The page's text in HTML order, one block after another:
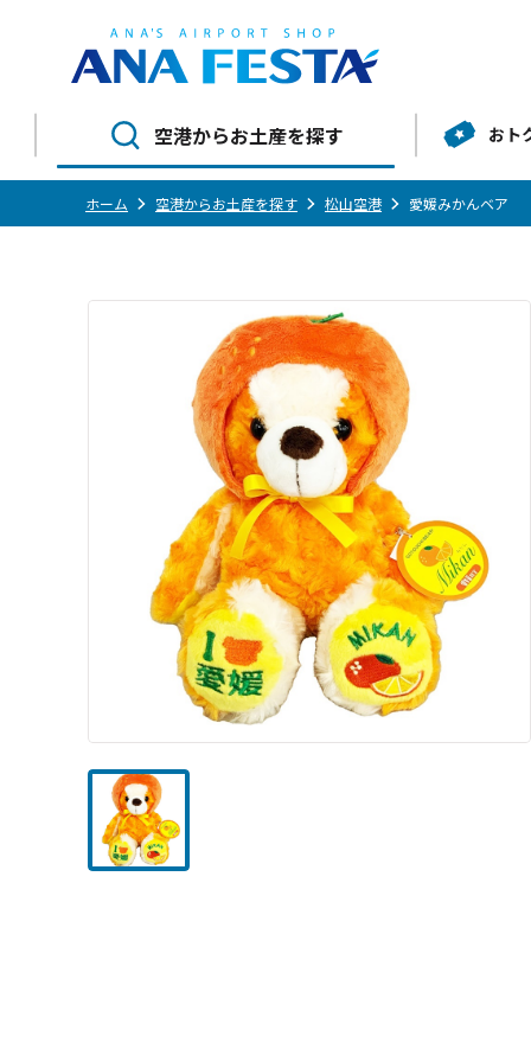
空港からお土産を探す おト
ホーム 空港からお土産を探す 松山空港 愛媛みかんベア